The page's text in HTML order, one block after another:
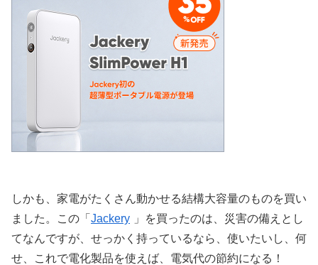
しかも、家電がたくさん動かせる結構大容量のものを買い
ました。この「 Jackery
」を買ったのは、災害の備えとし
てなんですが、せっかく持っているなら、使いたいし、何
せ、これで電化製品を使えば、電気代の節約になる！